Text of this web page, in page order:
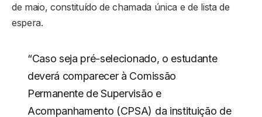
de maio, constituído de chamada única e de lista de
espera.
“Caso seja pré-selecionado, o estudante
deverá comparecer à Comissão
Permanente de Supervisão e
Acompanhamento (CPSA) da instituição de